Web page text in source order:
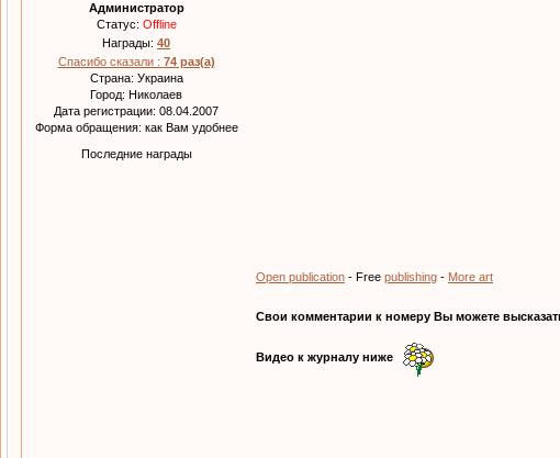
Администратор
Статус: Offline
Награды: 40
Спасибо сказали : 74 раз(а)
Страна: Украина
Город: Николаев
Дата регистрации: 08.04.2007
Форма обращения: как Вам удобнее
Последние награды
Open publication - Free publishing - More art
Свои комментарии к номеру Вы можете
Видео к журналу ниже